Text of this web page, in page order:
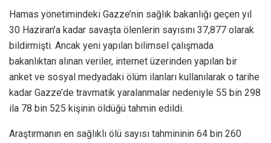
Hamas yönetimindeki Gazze’nin sağlık bakanlığı geçen yıl
30 Haziran’a kadar savaşta ölenlerin sayısını 37,877 olarak
bildirmişti. Ancak yeni yapılan bilimsel çalışmada
bakanlıktan alınan veriler, internet üzerinden yapılan bir
anket ve sosyal medyadaki ölüm ilanları kullanılarak o tarihe
kadar Gazze’de travmatik yaralanmalar nedeniyle 55 bin 298
ila 78 bin 525 kişinin öldüğü tahmin edildi.
Araştırmanın en sağlıklı ölü sayısı tahmininin 64 bin 260